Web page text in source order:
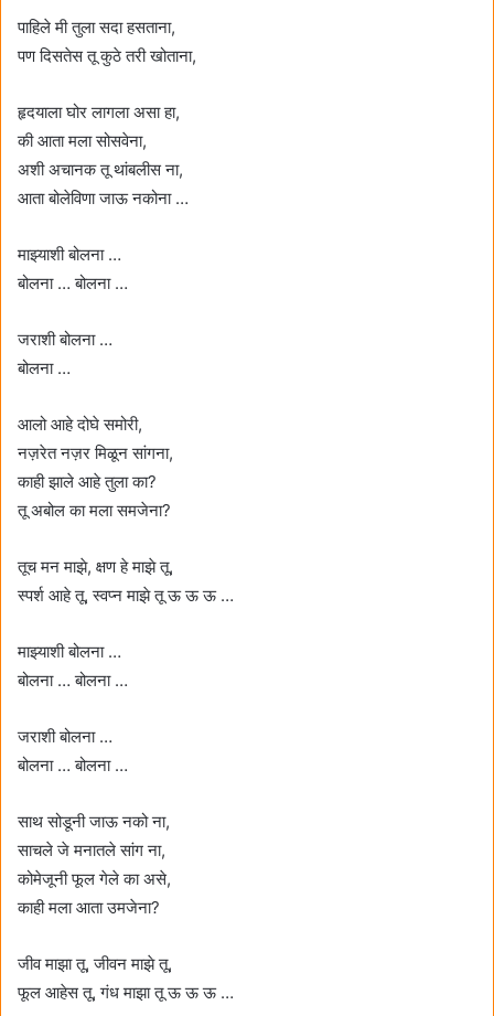
पाहिले मी तुला सदा हसताना,
पण दिसतेस तू कुठे तरी खोताना,
हृदयाला घोर लागला असा हा,
की आता मला सोसवेना,
अशी अचानक तू थांबलीस ना,
आता बोलेविणा जाऊ नकोना …
माझ्याशी बोलना …
बोलना … बोलना …
जराशी बोलना …
बोलना …
आलो आहे दोघे समोरी,
नज़रेत नज़र मिळून सांगना,
काही झाले आहे तुला का?
तू अबोल का मला समजेना?
तूच मन माझे, क्षण हे माझे तू,
स्पर्श आहे तू, स्वप्न माझे तू ऊ ऊ ऊ …
माझ्याशी बोलना …
बोलना … बोलना …
जराशी बोलना …
बोलना … बोलना …
साथ सोडूनी जाऊ नको ना,
साचले जे मनातले सांग ना,
कोमेजूनी फूल गेले का असे,
काही मला आता उमजेना?
जीव माझा तू, जीवन माझे तू,
फूल आहेस तू, गंध माझा तू ऊ ऊ ऊ …